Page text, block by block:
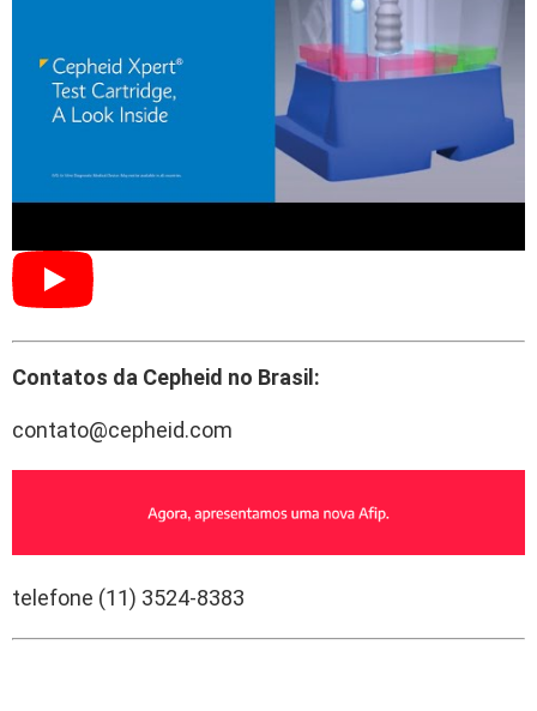
Contatos da Cepheid no Brasil:
contato@cepheid.com
telefone (11) 3524-8383